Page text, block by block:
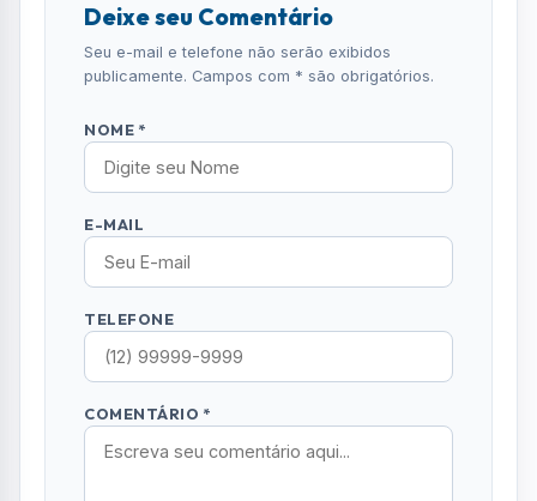
Deixe seu Comentário
Seu e-mail e telefone não serão exibidos
publicamente. Campos com * são obrigatórios.
NOME *
E-MAIL
TELEFONE
COMENTÁRIO *